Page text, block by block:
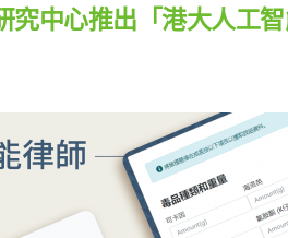
中心推出「港大人工